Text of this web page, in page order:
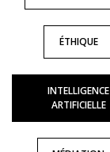
ÉTHIQUE
INTELLIGENCE
ARTIFICIELLE